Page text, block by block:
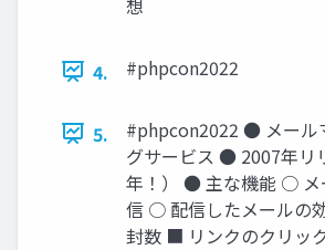
4. #phpcon2022
5.
#phpcon2022 ● メール
グサービス ● 2007年リ
年！） ● 主な機能 ○ メ
信 ○ 配信したメールの
封数 ■ リンクのクリッ